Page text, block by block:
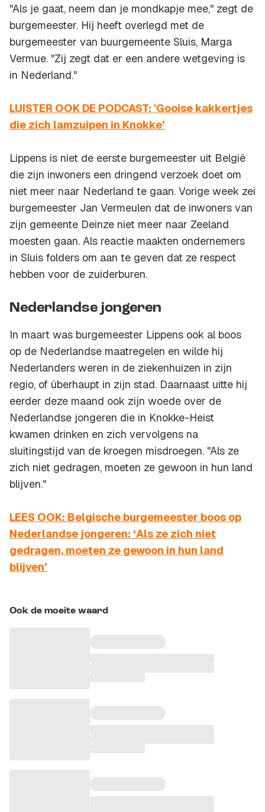
"Als je gaat, neem dan je mondkapje mee," zegt de
burgemeester. Hij heeft overlegd met de
burgemeester van buurgemeente Sluis, Marga
Vermue. "Zij zegt dat er een andere wetgeving is
in Nederland."
LUISTER OOK DE PODCAST: 'Gooise kakkertjes
die zich lamzuipen in Knokke’
Lippens is niet de eerste burgemeester uit België
die zijn inwoners een dringend verzoek doet om
niet meer naar Nederland te gaan. Vorige week zei
burgemeester Jan Vermeulen dat de inwoners van
zijn gemeente Deinze niet meer naar Zeeland
moesten gaan. Als reactie maakten ondernemers
in Sluis folders om aan te geven dat ze respect
hebben voor de zuiderburen.
Nederlandse jongeren
In maart was burgemeester Lippens ook al boos
op de Nederlandse maatregelen en wilde hij
Nederlanders weren in de ziekenhuizen in zijn
regio, of überhaupt in zijn stad. Daarnaast uitte hij
eerder deze maand ook zijn woede over de
Nederlandse jongeren die in Knokke-Heist
kwamen drinken en zich vervolgens na
sluitingstijd van de kroegen misdroegen. "Als ze
zich niet gedragen, moeten ze gewoon in hun land
blijven."
LEES OOK: Belgische burgemeester boos op
Nederlandse jongeren: ‘Als ze zich niet
gedragen, moeten ze gewoon in hun land
blijven’
Ook de moeite waard